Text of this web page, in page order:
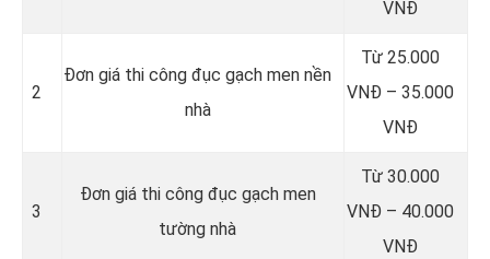
VNĐ
2
Đơn giá thi công đục gạch men nền
nhà
Từ 25.000
VNĐ – 35.000
VNĐ
3
Đơn giá thi công đục gạch men
tường nhà
Từ 30.000
VNĐ – 40.000
VNĐ